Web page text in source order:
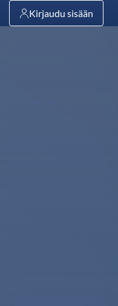
Kirjaudu sisään